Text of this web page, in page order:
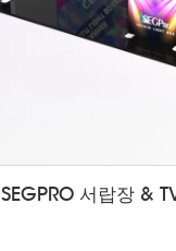
SEGPRO 서랍장 &